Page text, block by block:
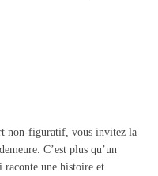
non-figuratif, vous invitez la
C’est plus qu’un
raconte une histoire et